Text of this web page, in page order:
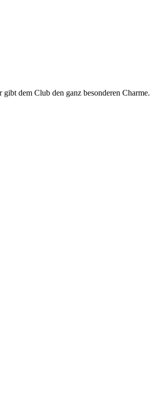
dem Club den ganz besonderen Charme.